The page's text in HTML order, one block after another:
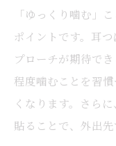
「ゆっくり噛む」
ポイントです。耳
プローチが期待で
程度噛むことを習
くなります。さら
貼ることで、外出